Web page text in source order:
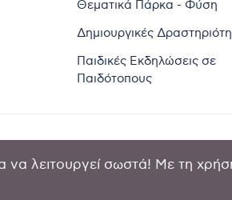
Θεματικά Πάρκα - Φύση
Δημιουργικές
Παιδικές Εκδηλώσεις σε
Παιδότοπους
λειτουργεί σωστά! Με τη